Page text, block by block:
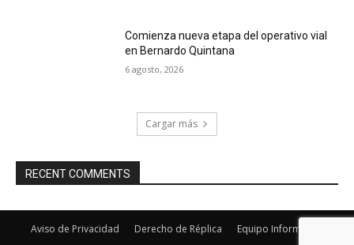
Comienza nueva etapa del operativo vial
en Bernardo Quintana
6 agosto, 2026
Cargar más
RECENT COMMENTS
Aviso de Privacidad Derecho de Réplica Equipo Informativo